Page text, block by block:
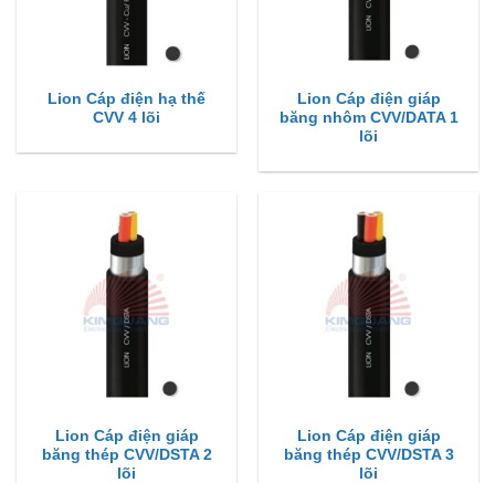
Lion Cáp điện hạ thế
CVV 4 lõi
Lion Cáp điện giáp
băng nhôm CVV/DATA 1
lõi
Lion Cáp điện giáp
băng thép CVV/DSTA 2
lõi
Lion Cáp điện giáp
băng thép CVV/DSTA 3
lõi